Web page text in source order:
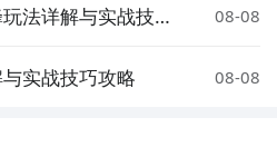
法详解与实战技巧
08-08
实战技巧攻略 08-08